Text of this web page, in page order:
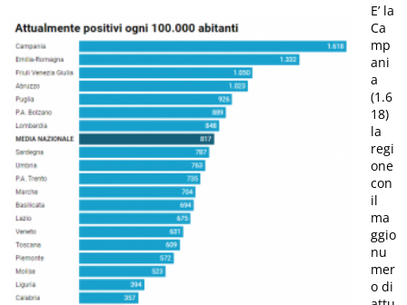
E’ la
Ca
mp
ani
a
(1.6
18)
la
regi
one
con
il
ma
ggio
nu
mer
o di